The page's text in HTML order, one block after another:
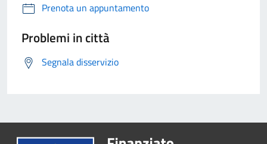
Prenota un appuntamento
Problemi in città
Segnala disservizio